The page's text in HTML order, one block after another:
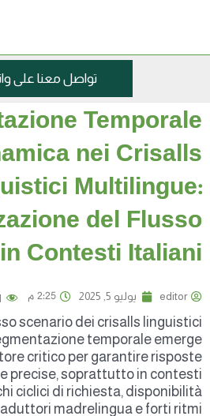
تواصل معنا على
Temporale
nei Crisalls
Multilingue:
del Flusso
Contesti Italiani
editor يوليو 5, 2025 2:25 م
scenario dei crisalls linguistici
temporale emerge
critico per garantire risposte
precise, soprattutto in contesti
ciclici di richiesta, disponibilità
madrelingua e forti ritmi